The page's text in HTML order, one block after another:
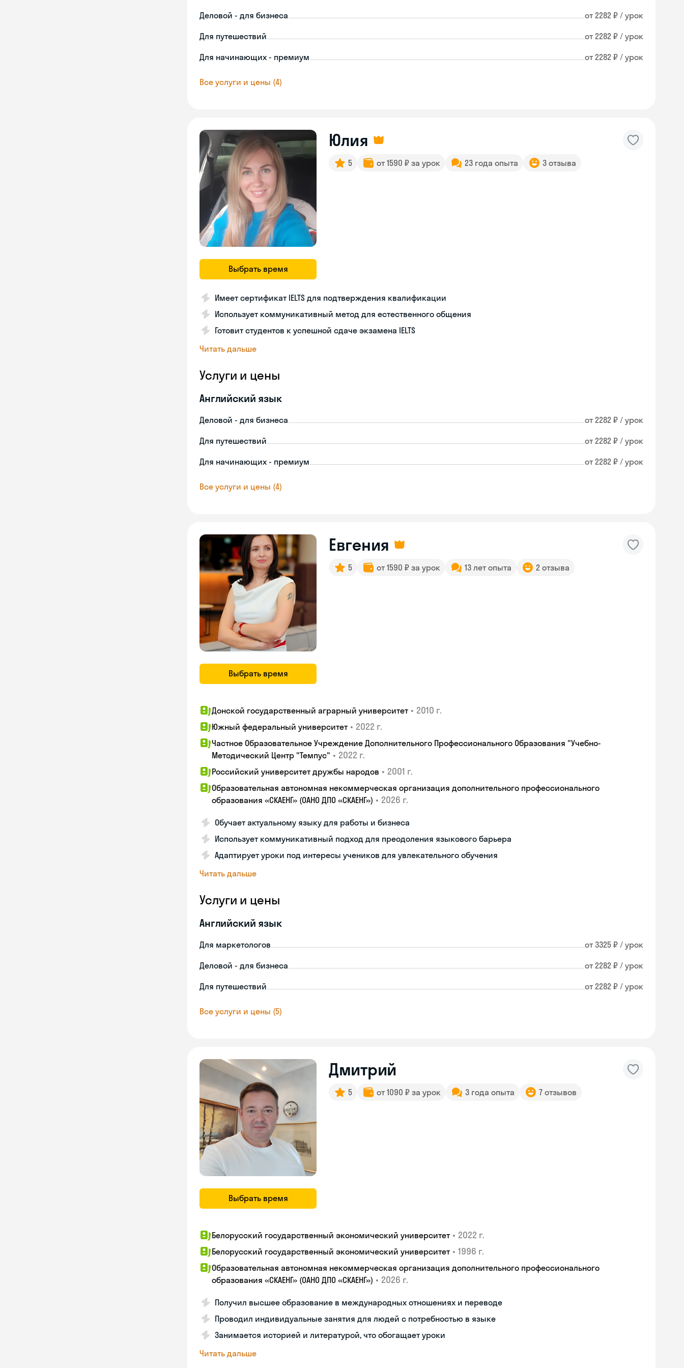
Деловой - для бизнеса от 2282 ₽ / урок
Для путешествий от 2282 ₽ / урок
Для начинающих - премиум от 2282 ₽ / урок
Все услуги и цены (4)
Выбрать время
Юлия
5 от 1590 ₽ за урок 23 года опыта 3 отзыва
Имеет сертификат IELTS для подтверждения квалификации
Использует коммуникативный метод для естественного общения
Готовит студентов к успешной сдаче экзамена IELTS
Читать дальше
Услуги и цены
Английский язык
Деловой - для бизнеса от 2282 ₽ / урок
Для путешествий от 2282 ₽ / урок
Для начинающих - премиум от 2282 ₽ / урок
Все услуги и цены (4)
Выбрать время
Евгения
5 от 1590 ₽ за урок 13 лет опыта 2 отзыва
Донской государственный аграрный университет • 2010 г.
Южный федеральный университет • 2022 г.
Частное Образовательное Учреждение Дополнительного Профессионального Образования "Учебно-
Методический Центр "Темпус" • 2022 г.
Российский университет дружбы народов • 2001 г.
Образовательная автономная некоммерческая организация дополнительного профессионального
образования «СКАЕНГ» (ОАНО ДПО «СКАЕНГ») • 2026 г.
Обучает актуальному языку для работы и бизнеса
Использует коммуникативный подход для преодоления языкового барьера
Адаптирует уроки под интересы учеников для увлекательного обучения
Читать дальше
Услуги и цены
Английский язык
Для маркетологов от 3325 ₽ / урок
Деловой - для бизнеса от 2282 ₽ / урок
Для путешествий от 2282 ₽ / урок
Все услуги и цены (5)
Выбрать время
Дмитрий
5 от 1090 ₽ за урок 3 года опыта 7 отзывов
Белорусский государственный экономический университет • 2022 г.
Белорусский государственный экономический университет • 1996 г.
Образовательная автономная некоммерческая организация дополнительного профессионального
образования «СКАЕНГ» (ОАНО ДПО «СКАЕНГ») • 2026 г.
Получил высшее образование в международных отношениях и переводе
Проводил индивидуальные занятия для людей с потребностью в языке
Занимается историей и литературой, что обогащает уроки
Читать дальше